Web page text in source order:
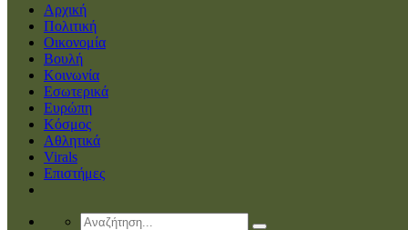
Αρχική
Πολιτική
Οικονομία
Βουλή
Κοινωνία
Εσωτερικά
Ευρώπη
Κόσμος
Αθλητικά
Virals
Επιστήμες